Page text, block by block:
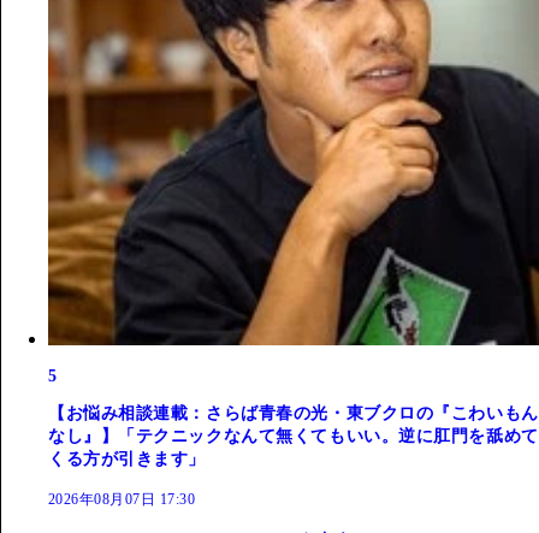
5
【お悩み相談連載：さらば青春の光・東ブクロの『こわいもん
なし』】「テクニックなんて無くてもいい。逆に肛門を舐めて
くる方が引きます」
2026年08月07日 17:30